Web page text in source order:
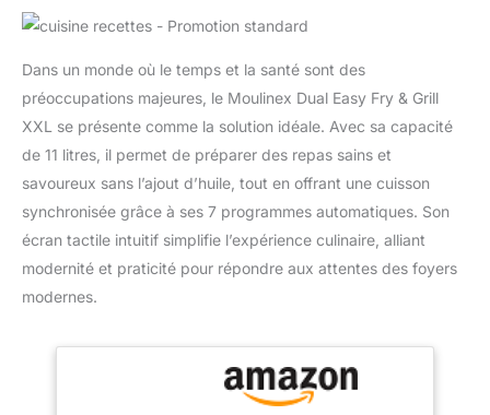
Dans un monde où le temps et la santé sont des
préoccupations majeures, le Moulinex Dual Easy Fry & Grill
XXL se présente comme la solution idéale. Avec sa capacité
de 11 litres, il permet de préparer des repas sains et
savoureux sans l’ajout d’huile, tout en offrant une cuisson
synchronisée grâce à ses 7 programmes automatiques. Son
écran tactile intuitif simplifie l’expérience culinaire, alliant
modernité et praticité pour répondre aux attentes des foyers
modernes.